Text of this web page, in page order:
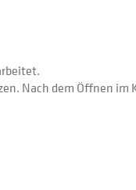
Nach dem Öffnen im